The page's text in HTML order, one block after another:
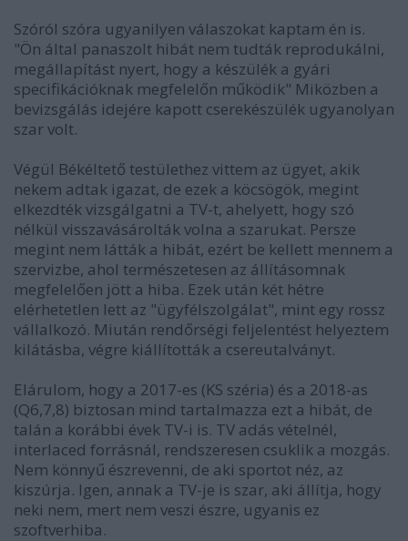
Szóról szóra ugyanilyen válaszokat kaptam én is.
"Ön által panaszolt hibát nem tudták reprodukálni,
megállapítást nyert, hogy a készülék a gyári
specifikációknak megfelelőn működik" Miközben a
bevizsgálás idejére kapott cserekészülék ugyanolyan
szar volt.
Végül Békéltető testülethez vittem az ügyet, akik
nekem adtak igazat, de ezek a köcsögök, megint
elkezdték vizsgálgatni a TV-t, ahelyett, hogy szó
nélkül visszavásárolták volna a szarukat. Persze
megint nem látták a hibát, ezért be kellett mennem a
szervizbe, ahol természetesen az állításomnak
megfelelően jött a hiba. Ezek után két hétre
elérhetetlen lett az "ügyfélszolgálat", mint egy rossz
vállalkozó. Miután rendőrségi feljelentést helyeztem
kilátásba, végre kiállították a csereutalványt.
Elárulom, hogy a 2017-es (KS széria) és a 2018-as
(Q6,7,8) biztosan mind tartalmazza ezt a hibát, de
talán a korábbi évek TV-i is. TV adás vételnél,
interlaced forrásnál, rendszeresen csuklik a mozgás.
Nem könnyű észrevenni, de aki sportot néz, az
kiszúrja. Igen, annak a TV-je is szar, aki állítja, hogy
neki nem, mert nem veszi észre, ugyanis ez
szoftverhiba.